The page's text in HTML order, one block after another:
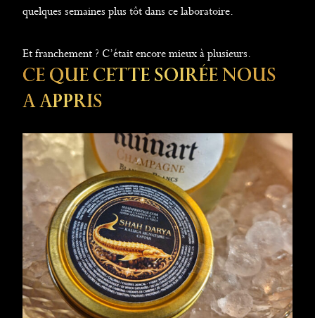
quelques semaines plus tôt dans ce laboratoire.
Et franchement ? C’était encore mieux à plusieurs.
Ce Que Cette Soirée Nous
A Appris